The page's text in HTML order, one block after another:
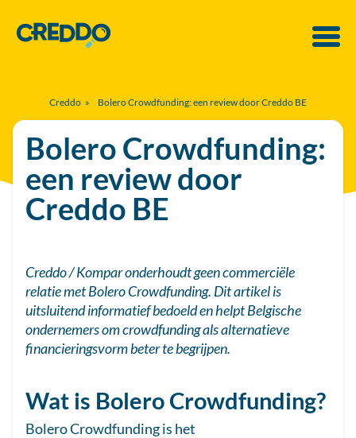
Creddo » Bolero Crowdfunding: een review door Creddo BE
Bolero Crowdfunding:
een review door
Creddo BE
Creddo / Kompar onderhoudt geen commerciële
relatie met Bolero Crowdfunding. Dit artikel is
uitsluitend informatief bedoeld en helpt Belgische
ondernemers om crowdfunding als alternatieve
financieringsvorm beter te begrijpen.
Wat is Bolero Crowdfunding?
Bolero Crowdfunding is het